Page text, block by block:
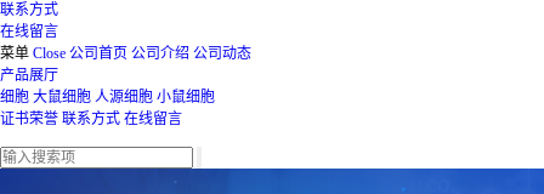
联系方式
在线留言
菜单 Close 公司首页 公司介绍 公司动态
产品展厅
细胞 大鼠细胞 人源细胞 小鼠细胞
证书荣誉 联系方式 在线留言